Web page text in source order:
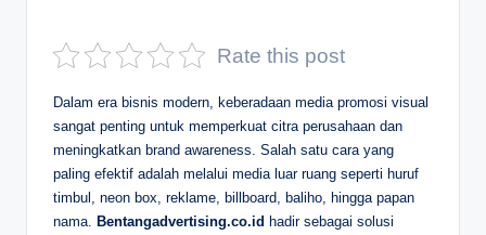
D
Rate this post
Dalam era bisnis modern, keberadaan media promosi visual
sangat penting untuk memperkuat citra perusahaan dan
meningkatkan brand awareness. Salah satu cara yang
paling efektif adalah melalui media luar ruang seperti huruf
timbul, neon box, reklame, billboard, baliho, hingga papan
nama.
Bentangadvertising.co.id hadir sebagai solusi